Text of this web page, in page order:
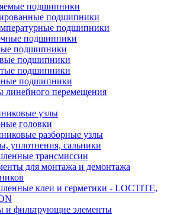
подшипники
подшипники
подшипники
подшипники
подшипники
подшипники
подшипники
подшипники
линейного перемещения
узлы
головки
разборные узлы
уплотнения, сальники
трансмиссии
для монтажа и демонтажа
клеи и герметики - LOCTITE,
и фильтрующие элементы